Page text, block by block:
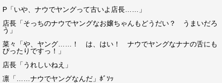
P「いや、ナウでヤングって古いよ店長……」
店長「そっちのナウでヤングなお嬢ちゃんもどうだい？ うまいだろ
う」
菜々「や、ヤング……！ は、はい！ ナウでヤングなナナの舌にも
ぴったりですっ！」
店長「うれしいねえ」
凛「……ナウでヤングなんだ」ﾎﾞｿｯ